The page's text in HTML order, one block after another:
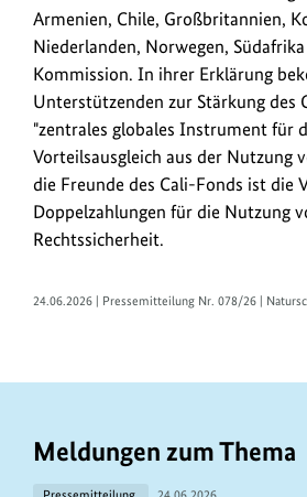
Armenien, Chile, Großbritannien,
Niederlanden, Norwegen,
Kommission. In ihrer Erklärung
Unterstützenden zur Stärkung des
"zentrales globales Instrument für
Vorteilsausgleich aus der Nutzung
die Freunde des Cali-Fonds ist die
Doppelzahlungen für die Nutzung
Rechtssicherheit.
24.06.2026 | Pressemitteilung Nr. 078/26 |
Meldungen zum Thema